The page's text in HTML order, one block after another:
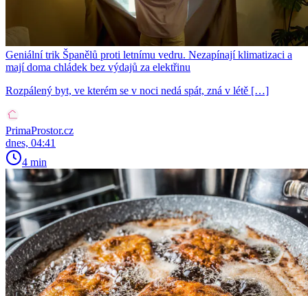
Geniální trik Španělů proti letnímu vedru. Nezapínají klimatizaci a
mají doma chládek bez výdajů za elektřinu
Rozpálený byt, ve kterém se v noci nedá spát, zná v létě […]
PrimaProstor.cz
dnes, 04:41
4 min